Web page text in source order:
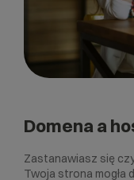
Domena a
Zastanawiasz się
Twoja strona mogła